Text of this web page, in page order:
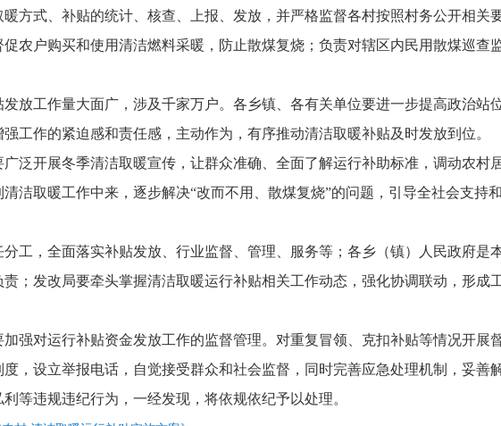
方式、补贴的统计、核查、上报、发放，并严格监督各村按照村务公开相关
农户购买和使用清洁燃料采暖，防止散煤复烧；负责对辖区内民用散煤巡查监
发放工作量大面广，涉及千家万户。各乡镇、各有关单位要进一步提高政治站
工作的紧迫感和责任感，主动作为，有序推动清洁取暖补贴及时发放到位。
广泛开展冬季清洁取暖宣传，让群众准确、全面了解运行补助标准，调动农村
洁取暖工作中来，逐步解决“改而不用、散煤复烧”的问题，引导全社会支持
工，全面落实补贴发放、行业监督、管理、服务等；各乡（镇）人民政府是
；发改局要牵头掌握清洁取暖运行补贴相关工作动态，强化协调联动，形成
加强对运行补贴资金发放工作的监督管理。对重复冒领、克扣补贴等情况开展
，设立举报电话，自觉接受群众和社会监督，同时完善应急处理机制，妥善
等违规违纪行为，一经发现，将依规依纪予以处理。